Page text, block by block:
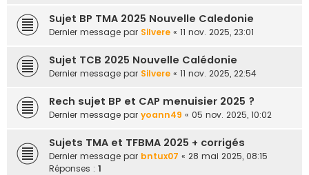
Sujet BP TMA 2025 Nouvelle Caledonie
Dernier message par Silvere « 11 nov. 2025, 23:01
Sujet TCB 2025 Nouvelle Calédonie
Dernier message par Silvere « 11 nov. 2025, 22:54
Rech sujet BP et CAP menuisier 2025 ?
Dernier message par yoann49 « 05 nov. 2025, 10:02
Sujets TMA et TFBMA 2025 + corrigés
Dernier message par bntux07 « 28 mai 2025, 08:15
Réponses : 1